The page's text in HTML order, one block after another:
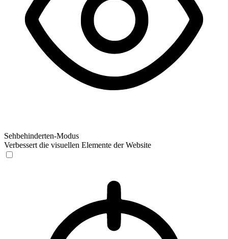
Sehbehinderten-Modus
Verbessert die visuellen Elemente der Website